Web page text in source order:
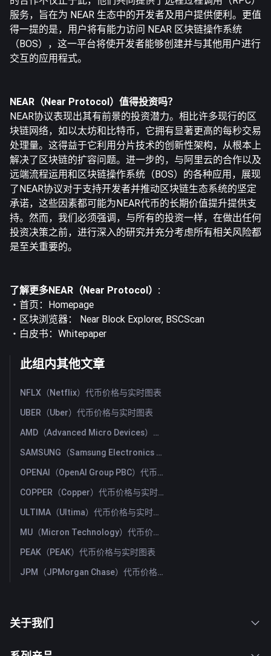
服务，旨在为 NEAR 生态中的开发者及用户提供便利。更值
得一提的是，用户将有能力访问 NEAR 区块链操作系统
（BOS），这一平台将使开发者能够创建并与其他用户进行
交互的应用程式。
NEAR（Near Protocol）值得投资吗？
NEAR协议表现出其有前景的投资潜力。相比许多现行的区
块链网络，如以太坊和比特币，它拥有显著更高的每秒交易
处理量。这得益于它利用分片技术的创新性架构，从根本上
解决了区块链的扩容问题。进一步的，与阿里云的合作以及
远端流程运用和区块链操作系统（BOS）的各种应用，展现
了NEAR协议对于支持开发者并推动区块链生态系统的坚定
承诺，这些因素都可能为NEAR代币的长期价值提升提供支
持。然而，我们必须强调，与所有的投资一样，在做出任何
投资决策之前，进行深入的研究并充分考虑所有相关风险都
是至关重要的。
了解更多NEAR（Near Protocol）:
・首页： Homepage
・区块浏览器： Near Block Explorer, BSCScan
・白皮书： Whitepaper
此组内其他文章
NFLX（Netflix）代币价格与实时图表
UBER（Uber）代币价格与实时图表
AMD（Advanced Micro Devices）代币价格与实时图表
SAMSUNG（Samsung Electronics Co., Ltd）代币价格与实时图表
OPENAI（OpenAI Group PBC）代币价格与实时图表
COPPER（Copper）代币价格与实时图表
ULTIMA（Ultima）代币价格与实时图表
MU（Micron Technology）代币价格与实时图表
PEAK（PEAK）代币价格与实时图表
JPM（JPMorgan Chase）代币价格与实时图表
关于我们